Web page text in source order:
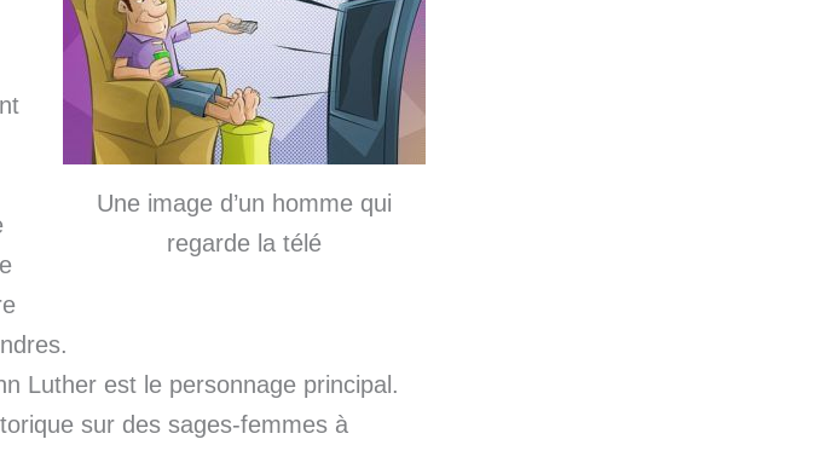
Une image d’un homme qui
regarde la télé
Luther est le personnage principal.
sur des sages-femmes à